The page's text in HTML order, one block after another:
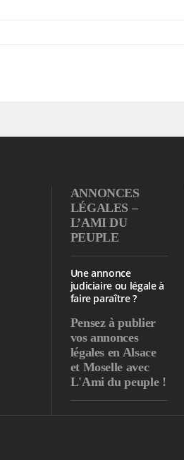
ANNONCES
LÉGALES –
L’AMI DU
PEUPLE
Une annonce
judiciaire ou légale à
faire paraître ?
Pensez à publier
vos annonces
légales en Alsace
et Moselle avec
L'Ami du peuple !